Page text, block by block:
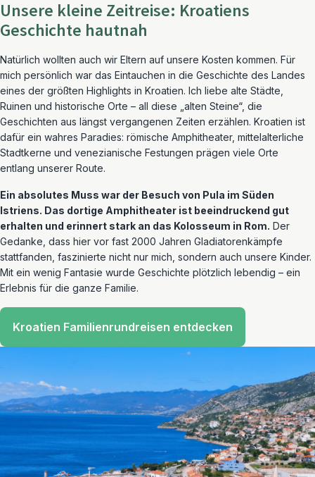
Unsere kleine Zeitreise: Kroatiens
Geschichte hautnah
Natürlich wollten auch wir Eltern auf unsere Kosten kommen. Für
mich persönlich war das Eintauchen in die Geschichte des Landes
eines der größten Highlights in Kroatien. Ich liebe alte Städte,
Ruinen und historische Orte – all diese „alten Steine“, die
Geschichten aus längst vergangenen Zeiten erzählen. Kroatien ist
dafür ein wahres Paradies: römische Amphitheater, mittelalterliche
Stadtkerne und venezianische Festungen prägen viele Orte
entlang unserer Route.
Ein absolutes Muss war der Besuch von Pula im Süden
Istriens. Das dortige Amphitheater ist beeindruckend gut
erhalten und erinnert stark an das Kolosseum in Rom. Der
Gedanke, dass hier vor fast 2000 Jahren Gladiatorenkämpfe
stattfanden, faszinierte nicht nur mich, sondern auch unsere Kinder.
Mit ein wenig Fantasie wurde Geschichte plötzlich lebendig – ein
Erlebnis für die ganze Familie.
Kroatien Familienrundreisen entdecken